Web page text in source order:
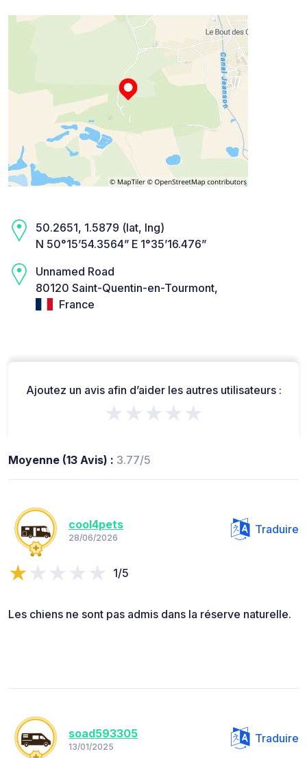
50.2651, 1.5879 (lat, lng)
N 50°15’54.3564” E 1°35’16.476”
Unnamed Road
80120 Saint-Quentin-en-Tourmont,
France
Ajoutez un avis afin d’aider les autres utilisateurs :
★★★★★
Moyenne (13 Avis) : 3.77/5
cool4pets
28/06/2026
Traduire
1/5
Les chiens ne sont pas admis dans la réserve naturelle.
soad593305
13/01/2025
Traduire